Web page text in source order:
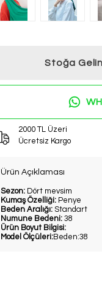
Stoğa
2000 TL Üzeri
Ücretsiz Kargo
Ürün Açıklaması
Sezon: Dört mevsim
Kumaş Özelliği: Penye
Beden Aralığı: Standart
Numune Bedeni: 38
Ürün Boyut Bilgisi:
Model Ölçüleri:Beden:38